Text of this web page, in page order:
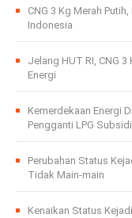
CNG 3 Kg Merah
Indonesia
Jelang HUT RI, CNG
Energi
Kemerdekaan Energi
Pengganti LPG Subsidi
Perubahan Status
Tidak Main-main
Kenaikan Status